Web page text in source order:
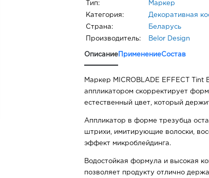
Тип: Маркер
Категория: Декоративная
Страна: Беларусь
Производитель: Belor Design
Описание ПрименениеСостав
Маркер MICROBLADE EFFECT Tint
аппликатором скорректирует
естественный цвет, который
Аппликатор в форме трезубца
штрихи, имитирующие волоски,
эффект микроблейдинга.
Водостойкая формула и высокая
позволяет продукту отлично